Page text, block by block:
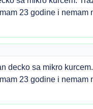
23 godine i nemam
decko sa mikro
23 godine i nemam